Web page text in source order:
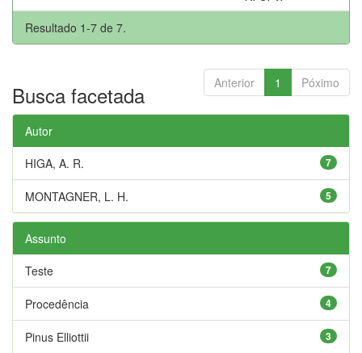
Resultado 1-7 de 7.
Anterior 1 Póximo
Busca facetada
Autor
7
HIGA, A. R.
5
MONTAGNER, L. H.
Assunto
7
Teste
4
Procedência
3
Pinus Elliottii